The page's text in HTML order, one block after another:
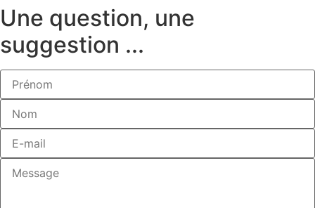
Une question, une
suggestion ...